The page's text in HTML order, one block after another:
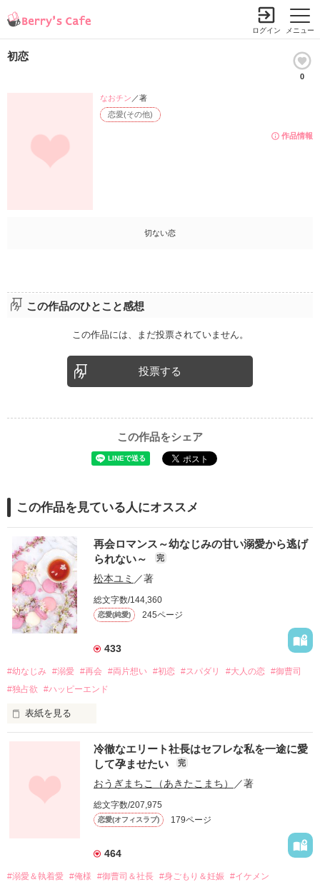
メニュー
ログイン
初恋
0
作品情報
恋愛(その他)
なおチン ／著
切ない恋
この作品のひとこと感想
この作品には、まだ投票されていません。
投票する
この作品をシェア
この作品を見ている人にオススメ
再会ロマンス～幼なじみの甘い溺愛から逃げ
られない～
完
松本ユミ ／著
総文字数/144,360
恋愛(純愛) 245ページ
433
#幼なじみ #溺愛 #再会 #両片想い #初恋 #スパダリ #大人の恋 #御曹司
#独占欲
#ハッピーエンド
表紙を見る
幼なじみの哲平に淡い恋心を抱いていた美桜。
しかし、ある出来事をきっかけに二人の関係は壊れてしまう。
関係修復もできないまま、美桜は両親の離婚によって
引っ越すことになり、哲平とも離れ離れになった。
それから約十二年後。
過去の傷から、二度と会いたくないと思っていた哲平に
冷徹なエリート社長はセフレな私を一途に愛
して孕ませたい
完
おうぎまちこ（あきたこまち） ／著
総文字数/207,975
恋愛(オフィスラブ) 179ページ
464
#溺愛＆執着愛 #俺様 #御曹司＆社長 #身ごもり＆妊娠 #イケメン